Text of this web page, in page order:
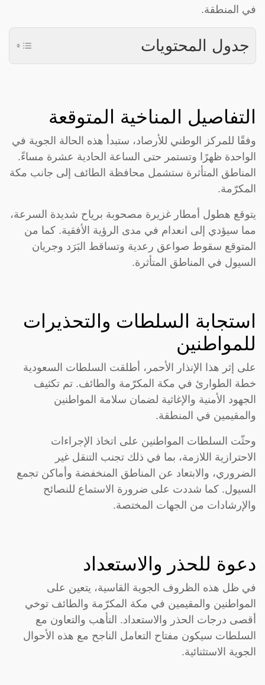
في المنطقة.
جدول المحتويات
التفاصيل المناخية المتوقعة
وفقًا للمركز الوطني للأرصاد، ستبدأ هذه الحالة الجوية في
الواحدة ظهرًا وتستمر حتى الساعة الحادية عشرة مساءً.
المناطق المتأثرة ستشمل محافظة الطائف إلى جانب مكة
المكرّمة.
يتوقع هطول أمطار غزيرة مصحوبة برياح شديدة السرعة،
مما سيؤدي إلى انعدام في مدى الرؤية الأفقية. كما من
المتوقع سقوط صواعق رعدية وتساقط البَرَد وجريان
السيول في المناطق المتأثرة.
استجابة السلطات والتحذيرات
للمواطنين
على إثر هذا الإنذار الأحمر، أطلقت السلطات السعودية
خطة الطوارئ في مكة المكرّمة والطائف. تم تكثيف
الجهود الأمنية والإغاثية لضمان سلامة المواطنين
والمقيمين في المنطقة.
وحثّت السلطات المواطنين على اتخاذ الإجراءات
الاحترازية اللازمة، بما في ذلك تجنب التنقل غير
الضروري، والابتعاد عن المناطق المنخفضة وأماكن تجمع
السيول. كما شددت على ضرورة الاستماع للنصائح
والإرشادات من الجهات المختصة.
دعوة للحذر والاستعداد
في ظل هذه الظروف الجوية القاسية، يتعين على
المواطنين والمقيمين في مكة المكرّمة والطائف توخي
أقصى درجات الحذر والاستعداد. التأهب والتعاون مع
السلطات سيكون مفتاح التعامل الناجح مع هذه الأحوال
الجوية الاستثنائية.